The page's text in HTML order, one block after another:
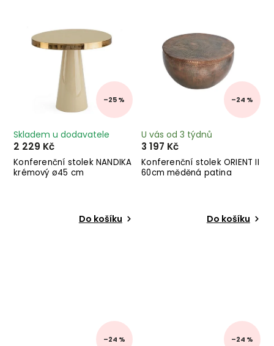
–25 %
Konferenční stolek NANDIKA
krémový ø45 cm
Skladem u dodavatele
2 229 Kč
Do košíku
–24 %
Konferenční stolek ORIENT II
60cm měděná patina
U vás od 3 týdnů
3 197 Kč
Do košíku
–24 % –24 %